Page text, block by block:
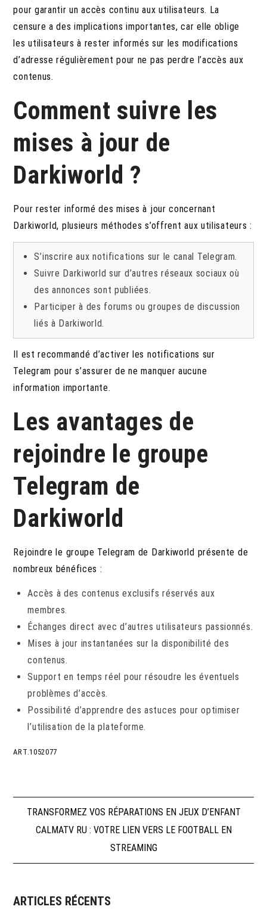
pour garantir un accès continu aux utilisateurs. La
censure a des implications importantes, car elle oblige
les utilisateurs à rester informés sur les modifications
d’adresse régulièrement pour ne pas perdre l’accès aux
contenus.
Comment suivre les
mises à jour de
Darkiworld ?
Pour rester informé des mises à jour concernant
Darkiworld, plusieurs méthodes s’offrent aux utilisateurs :
S’inscrire aux notifications sur le canal Telegram.
Suivre Darkiworld sur d’autres réseaux sociaux où
des annonces sont publiées.
Participer à des forums ou groupes de discussion
liés à Darkiworld.
Il est recommandé d’activer les notifications sur
Telegram pour s’assurer de ne manquer aucune
information importante.
Les avantages de
rejoindre le groupe
Telegram de
Darkiworld
Rejoindre le groupe Telegram de Darkiworld présente de
nombreux bénéfices :
Accès à des contenus exclusifs réservés aux
membres.
Échanges direct avec d’autres utilisateurs passionnés.
Mises à jour instantanées sur la disponibilité des
contenus.
Support en temps réel pour résoudre les éventuels
problèmes d’accès.
Possibilité d’apprendre des astuces pour optimiser
l’utilisation de la plateforme.
ART.1052077
Navigation
TRANSFORMEZ VOS RÉPARATIONS EN JEUX D’ENFANT
CALMATV RU : VOTRE LIEN VERS LE FOOTBALL EN
STREAMING
ARTICLES RÉCENTS